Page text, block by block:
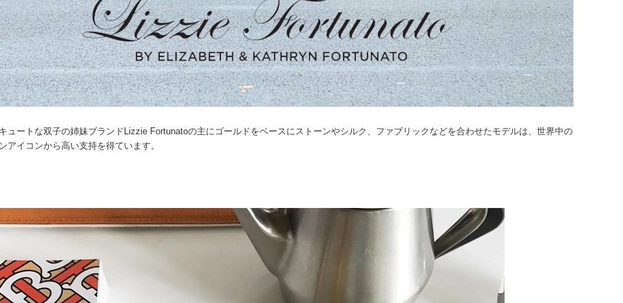
ュートな双子の姉妹ブランドLizzie Fortunatoの主にゴールドをベースにストーンやシルク、ファブリックなどを合わせたモデルは、世界中の
アイコンから高い支持を得ています。